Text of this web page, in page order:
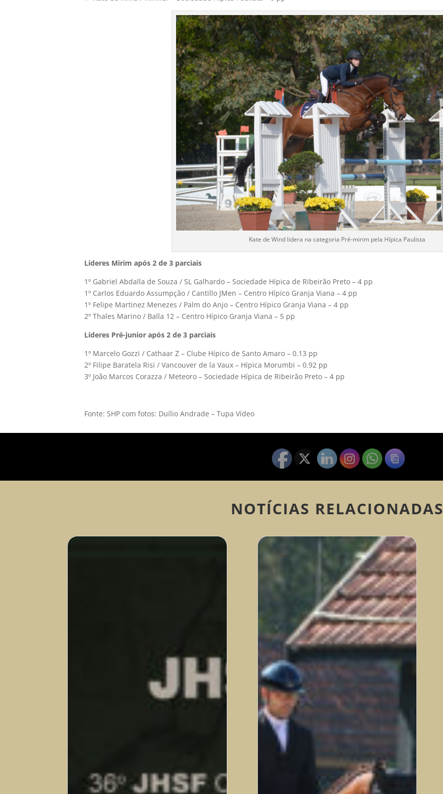
Kate de Wind lidera na categoria Pré-mirim pela Hípica Paulista
Líderes Mirim após 2 de 3 parciais
1º Gabriel Abdalla de Souza / SL Galhardo – Sociedade Hípica de Ribeirão Preto – 4 pp
1º Carlos Eduardo Assumpção / Cantillo JMen – Centro Hípico Granja Viana – 4 pp
1º Felipe Martinez Menezes / Palm do Anjo – Centro Hípico Granja Viana – 4 pp
2º Thales Marino / Balla 12 – Centro Hípico Granja Viana – 5 pp
Líderes Pré-junior após 2 de 3 parciais
1º Marcelo Gozzi / Cathaar Z – Clube Hípico de Santo Amaro – 0.13 pp
2º Filipe Baratela Risi / Vancouver de la Vaux – Hípica Morumbi – 0.92 pp
3º João Marcos Corazza / Meteoro – Sociedade Hípica de Ribeirão Preto – 4 pp
Fonte: SHP com fotos: Duílio Andrade – Tupa Vídeo
NOTÍCIAS RELACIONADAS